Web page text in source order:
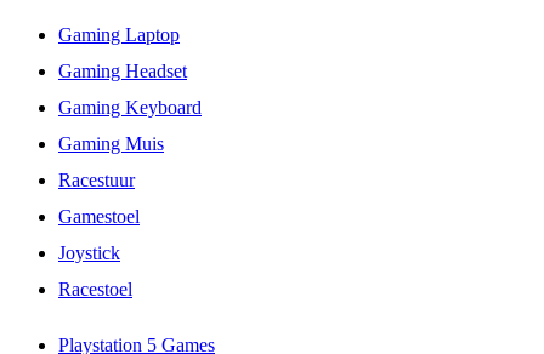
Gaming Laptop
Gaming Headset
Gaming Keyboard
Gaming Muis
Racestuur
Gamestoel
Joystick
Racestoel
Playstation 5 Games